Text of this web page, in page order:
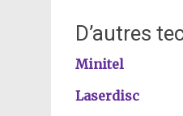
D’autres
Minitel
Laserdisc